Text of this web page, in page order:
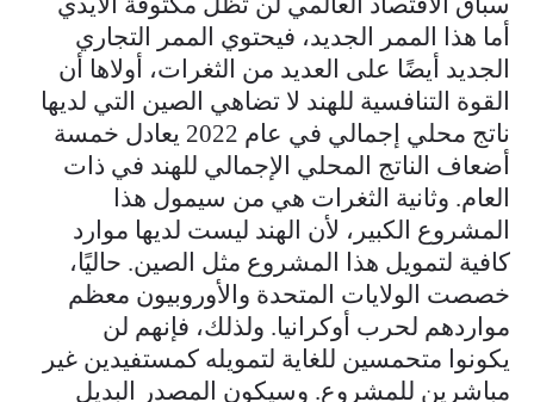
أما هذا الممر الجديد، فيحتوي الممر التجاري
الجديد أيضًا على العديد من الثغرات، أولاها أن
القوة التنافسية للهند لا تضاهي الصين التي لديها
ناتج محلي إجمالي في عام 2022 يعادل خمسة
أضعاف الناتج المحلي الإجمالي للهند في ذات
العام. وثانية الثغرات هي من سيمول هذا
المشروع الكبير، لأن الهند ليست لديها موارد
كافية لتمويل هذا المشروع مثل الصين. حاليًا،
خصصت الولايات المتحدة والأوروبيون معظم
مواردهم لحرب أوكرانيا. ولذلك، فإنهم لن
يكونوا متحمسين للغاية لتمويله كمستفيدين غير
مباشرين للمشروع. وسيكون المصدر البديل